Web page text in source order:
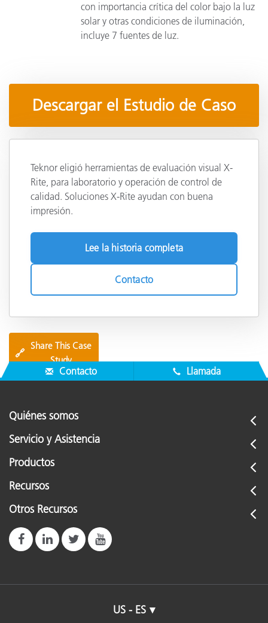
con importancia crítica del color bajo la luz
solar y otras condiciones de iluminación,
incluye 7 fuentes de luz.
Descargar el Estudio de Caso
Teknor eligió herramientas de evaluación visual X-
Rite, para laboratorio y operación de control de
calidad. Soluciones X-Rite ayudan con buena
impresión.
Lee la historia completa
Contacto
🔗
Share This Case
Study
Contacto Llamada
Quiénes somos
Servicio y Asistencia
Productos
Recursos
Otros Recursos
US - ES